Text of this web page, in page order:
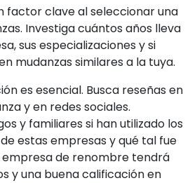
factor clave al seleccionar una
Investiga cuántos años lleva
sus especializaciones y si
mudanzas similares a la tuya.
es esencial. Busca reseñas en
y en redes sociales.
y familiares si han utilizado los
estas empresas y qué tal fue
empresa de renombre tendrá
y una buena calificación en